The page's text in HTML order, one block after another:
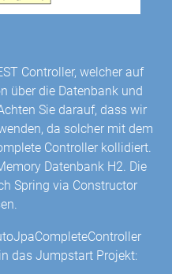
Controller, welcher auf
über die Datenbank und
Sie darauf, dass wir
da solcher mit dem
Controller kollidiert.
Datenbank H2. Die
Spring via Constructor
das Jumpstart Projekt: